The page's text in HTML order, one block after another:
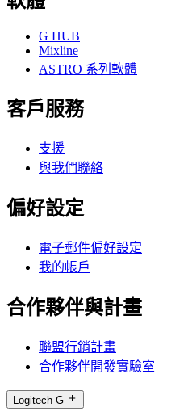
G HUB
Mixline
ASTRO 系列軟體
客戶服務
支援
與我們聯絡
偏好設定
電子郵件偏好設定
我的帳戶
合作夥伴與計畫
聯盟行銷計畫
合作夥伴開發實驗室
Logitech G